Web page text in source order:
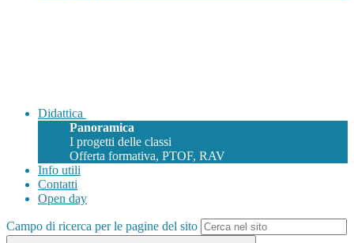
Didattica
Panoramica
I progetti delle classi
Offerta formativa, PTOF, RAV
Info utili
Contatti
Open day
Campo di ricerca per le pagine del sito